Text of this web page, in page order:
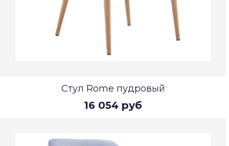
Стул Rome пудровый
16 054 руб